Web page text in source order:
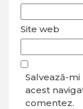
Site web
Salvează-
acest
comentez.